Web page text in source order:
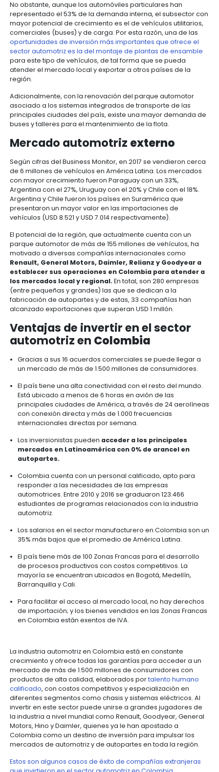
Software
&
TI
comercio
exterior
Régimen
de
zonas
¿QUÉ OPORTUNIDADES DE
INVERSIÓN OFRECE LA
INDUSTRIA AUTOMOTRIZ
COLOMBIA?
Mercado automotrizinterno
El sector automotriz colombiano se ha
producción y ensamble de automóviles y motos
las autopartes para responder a las necesidades
empresas ensambladoras y el mercado de
No obstante, aunque los automóviles particulares
representado el 53% de la demanda interna, el
mayor potencial de crecimiento es el de vehículos
comerciales (buses) y de carga. Por esta razón,
oportunidades de inversión más importantes que
sector automotriz es la del montaje de plantas de
para este tipo de vehículos, de tal forma que se
atender el mercado local y exportar a otros países
región.
Adicionalmente, con la renovación del parque
asociado a los sistemas integrados de transporte
principales ciudades del país, existe una mayor
buses y talleres para el mantenimiento de la flota.
Mercado automotrizexterno
Según cifras del Business Monitor, en 2017 se
de 6 millones de vehículos en América Latina. Los
con mayor crecimiento fueron Paraguay con un
Argentina con el 27%, Uruguay con el 20% y Chile
Argentina y Chile fueron los países en Suramérica
presentaron un mayor valor en las importaciones
vehículos (USD 8.521 y USD 7.014 respectivamente).
El potencial de la región, que actualmente cuenta
parque automotor de más de 155 millones de
motivado a diversas compañías internacionales
Renault, General Motors, Daimler, Relianz y
establecer sus operaciones en Colombia para
los mercados local y regional.En total, son 280
(entre pequeñas y grandes) las que se dedican a
fabricación de autopartes y de estas, 33
alcanzado exportaciones que superan USD 1 millón.
Ventajas de invertir en el
automotriz enColombia
un mercado de más de 1.500 millones de
El país tiene una alta conectividad con el resto
Está ubicado a menos de 6 horas en avión de las
principales ciudades de América, a través de
con conexión directa y más de 1.000 frecuencias
internacionales directas por semana.
Los inversionistas puedenacceder a los
autopartes.